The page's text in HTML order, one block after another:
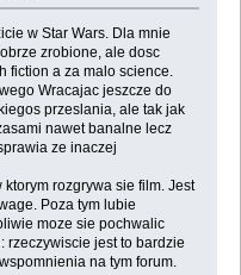
w Star Wars. Dla mnie
zrobione, ale dosc
fiction a za malo science.
Wracajac jeszcze do
przeslania, ale tak jak
nawet banalne lecz
ze inaczej
rozgrywa sie film. Jest
Poza tym lubie
moze sie pochwalic
rzeczywiscie jest to bardzie
na tym forum.